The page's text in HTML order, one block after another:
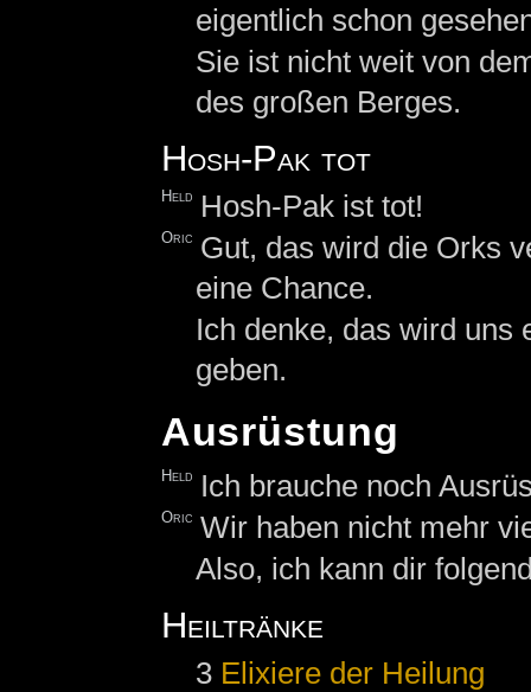
eigentlich schon
Sie ist nicht weit von
des großen Berges.
Hosh-Pak tot
Held Hosh-Pak ist tot!
Oric Gut, das wird die Orks
eine Chance.
Ich denke, das wird uns
geben.
Ausrüstung
Held Ich brauche noch
Oric Wir haben nicht mehr
Also, ich kann dir
Heiltränke
3 Elixiere der Heilung